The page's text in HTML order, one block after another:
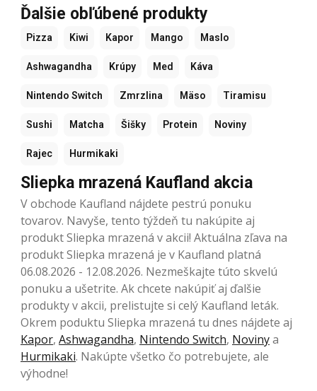
Ďalšie obľúbené produkty
Pizza Kiwi Kapor Mango Maslo
Ashwagandha Krúpy Med Káva
Nintendo Switch Zmrzlina Mäso Tiramisu
Sushi Matcha Šišky Protein Noviny
Rajec Hurmikaki
Sliepka mrazená Kaufland akcia
V obchode Kaufland nájdete pestrú ponuku
tovarov. Navyše, tento týždeň tu nakúpite aj
produkt Sliepka mrazená v akcii! Aktuálna zľava na
produkt Sliepka mrazená je v Kaufland platná
06.08.2026 - 12.08.2026. Nezmeškajte túto skvelú
ponuku a ušetrite. Ak chcete nakúpiť aj ďalšie
produkty v akcii, prelistujte si celý Kaufland leták.
Okrem poduktu Sliepka mrazená tu dnes nájdete aj
Kapor, Ashwagandha, Nintendo Switch, Novinya
Hurmikaki. Nakúpte všetko čo potrebujete, ale
výhodne!